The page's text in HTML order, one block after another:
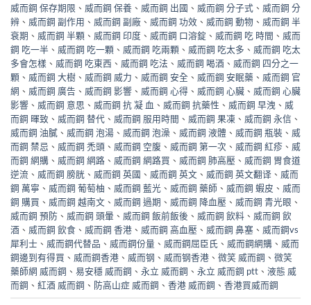
威而鋼 保存期限 、 威而鋼 保養 、 威而鋼 出國 、 威而鋼 分子式 、 威而鋼 分
辨 、 威而鋼 副作用 、 威而鋼 副廠 、 威而鋼 功效 、 威而鋼 動物 、 威而鋼 半
衰期 、 威而鋼 半顆 、 威而鋼 印度 、 威而鋼 口溶錠 、 威而鋼 吃 時間 、 威而
鋼 吃一半 、 威而鋼 吃一顆 、 威而鋼 吃兩顆 、 威而鋼 吃太多 、 威而鋼 吃太
多會怎樣 、 威而鋼 吃東西 、 威而鋼 吃法 、 威而鋼 喝酒 、 威而鋼 四分之一
顆 、 威而鋼 大樹 、 威而鋼 威力 、 威而鋼 安全 、 威而鋼 安眠藥 、 威而鋼 官
網 、 威而鋼 廣告 、 威而鋼 影響 、 威而鋼 心得 、 威而鋼 心臟 、 威而鋼 心臟
影響 、 威而鋼 意思 、 威而鋼 抗 凝 血 、 威而鋼 抗藥性 、 威而鋼 早洩 、 威
而鋼 暉致 、 威而鋼 替代 、 威而鋼 服用時間 、 威而鋼 果凍 、 威而鋼 永信 、
威而鋼 油膩 、 威而鋼 泡湯 、 威而鋼 泡澡 、 威而鋼 液體 、 威而鋼 瓶裝 、 威
而鋼 禁忌 、 威而鋼 禿頭 、 威而鋼 空腹 、 威而鋼 第一次 、 威而鋼 紅疹 、 威
而鋼 網購 、 威而鋼 網路 、 威而鋼 網路買 、 威而鋼 肺高壓 、 威而鋼 胃食道
逆流 、 威而鋼 膀胱 、 威而鋼 英國 、 威而鋼 英文 、 威而鋼 英文翻译 、 威而
鋼 萬寧 、 威而鋼 葡萄柚 、 威而鋼 藍光 、 威而鋼 藥師 、 威而鋼 蝦皮 、 威而
鋼 購買 、 威而鋼 越南文 、 威而鋼 過期 、 威而鋼 降血壓 、 威而鋼 青光眼 、
威而鋼 預防 、 威而鋼 頭暈 、 威而鋼 飯前飯後 、 威而鋼 飲料 、 威而鋼 飲
酒 、 威而鋼 飲食 、 威而鋼 香港 、 威而鋼 高血壓 、 威而鋼 鼻塞 、 威而鋼vs
犀利士 、 威而鋼代替品 、 威而鋼份量 、 威而鋼屈臣氏 、 威而鋼網購 、 威而
鋼邊到有得買 、 威而鋼香港 、 威而钢 、 威而钢香港 、 微笑 威而鋼 、 微笑
藥師網 威而鋼 、 易安穩 威而鋼 、 永立 威而鋼 、 永立 威而鋼 ptt 、 液態 威
而鋼 、 紅酒 威而鋼 、 防高山症 威而鋼 、 香港 威而鋼 、 香港買威而鋼